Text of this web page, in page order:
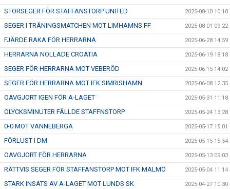
STORSEGER FÖR STAFFANSTORP UNITED 2025-08-10 10:10
SEGER I TRÄNINGSMATCHEN MOT LIMHAMNS FF 2025-08-01 09:22
FJÄRDE RAKA FÖR HERRARNA 2025-06-28 14:59
HERRARNA NOLLADE CROATIA 2025-06-19 18:18
SEGER FÖR HERRARNA MOT VEBERÖD 2025-06-15 14:02
SEGER FÖR HERRARNA MOT IFK SIMRISHAMN 2025-06-08 12:35
OAVGJORT IGEN FÖR A-LAGET 2025-05-31 11:18
OLYCKSMINUTER FÄLLDE STAFFNSTORP 2025-05-24 13:28
0-0 MOT VANNEBERGA 2025-05-17 15:01
FÖRLUST I DM 2025-05-15 15:54
OAVGJORT FÖR HERRARNA 2025-05-13 09:03
RÄTTVIS SEGER FÖR STAFFANSTORP MOT IFK MALMÖ 2025-05-04 11:14
STARK INSATS AV A-LAGET MOT LUNDS SK 2025-04-27 10:30